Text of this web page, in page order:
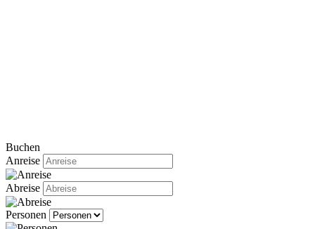
Buchen
Anreise
Abreise
Personen